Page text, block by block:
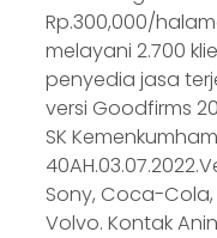
Rp.300,000/
melayani 2.700
penyedia jasa
versi Goodfirms
SK
Sony, Coca-Cola,
Volvo. Kontak